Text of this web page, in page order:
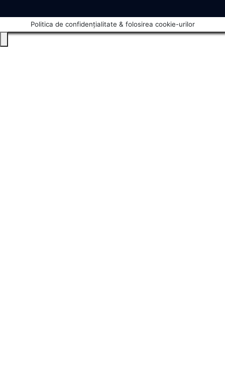
Politica de confidențialitate & folosirea cookie-urilor